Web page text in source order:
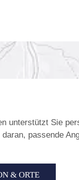
unterstützt Sie
passende
& ORTE